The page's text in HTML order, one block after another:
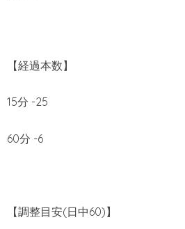
【経過本数】
15分 -25
60分 -6
【調整目安(日中60)】